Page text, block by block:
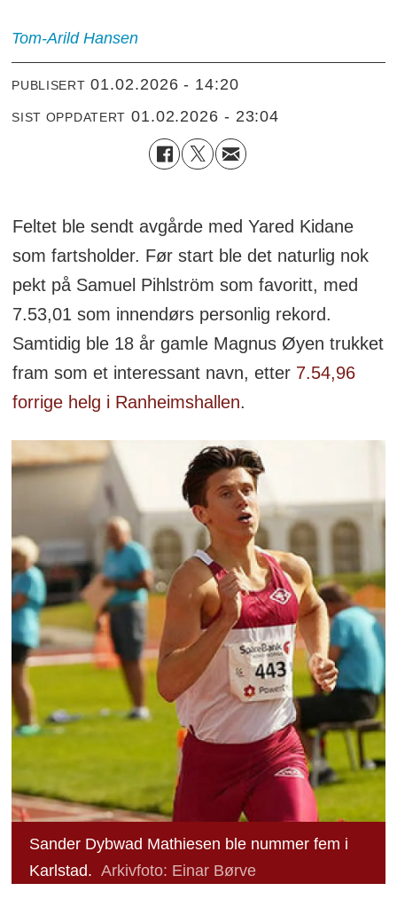
Tom-Arild Hansen
PUBLISERT 01.02.2026 - 14:20
SIST OPPDATERT 01.02.2026 - 23:04
Feltet ble sendt avgårde med Yared Kidane
som fartsholder. Før start ble det naturlig nok
pekt på Samuel Pihlström som favoritt, med
7.53,01 som innendørs personlig rekord.
Samtidig ble 18 år gamle Magnus Øyen trukket
fram som et interessant navn, etter 7.54,96
forrige helg i Ranheimshallen.
Sander Dybwad Mathiesen ble nummer fem i
Karlstad. Arkivfoto: Einar Børve